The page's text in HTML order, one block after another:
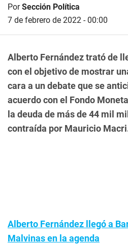
PorSección Política
7 de febrero de 2022 - 00:00
Alberto Fernández trató de
con el objetivo de mostrar
cara a un debate que se
acuerdo con el Fondo
la deuda de más de 44 mil
contraída por Mauricio
Alberto Fernández llegó a
Malvinas en la agenda